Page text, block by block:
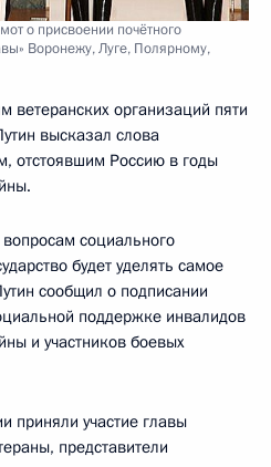
о присвоении почётного
Воронежу, Луге, Полярному,
ветеранских организаций пяти
высказал слова
отстоявшим Россию в годы
социального
будет уделять самое
сообщил о подписании
поддержке инвалидов
и участников боевых
приняли участие главы
представители